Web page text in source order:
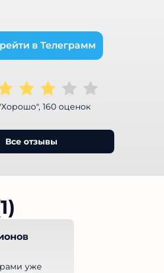
Телеграмм
160 оценок
Все отзывы
уже